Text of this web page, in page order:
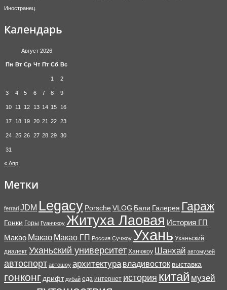
Иностранец.
Календарь
Август 2026
Пн Вт Ср Чт Пт Сб Вс
1 2
3 4 5 6 7 8 9
10 11 12 13 14 15 16
17 18 19 20 21 22 23
24 25 26 27 28 29 30
31
« Апр
Метки
ferrari JDM Legacy Porsche VLOG Бали Галерея Гараж
Гонки Горы Гуанчжоу Житуха Лаовая История ГП
Макао Макао Макао ГП Россия Сучжоу Ухань Уханьский
диалект Уханьский университет Ханчжоу Шанхай автомузей
автоспорт автошоу архитектура владивосток выставка
гонконг дрифт дубай еда интернет история китай музей